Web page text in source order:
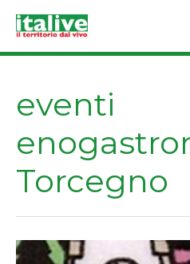
eventi
Torcegno